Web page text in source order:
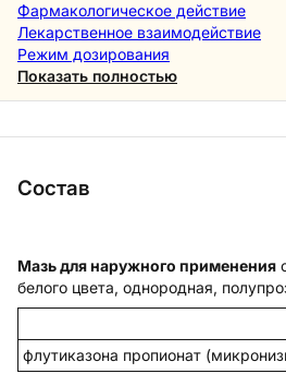
Фармакологическое действие
Лекарственное взаимодействие
Режим дозирования
Показать полностью
Состав
Мазь для наружного применения
белого цвета, однородная,
флутиказона пропионат